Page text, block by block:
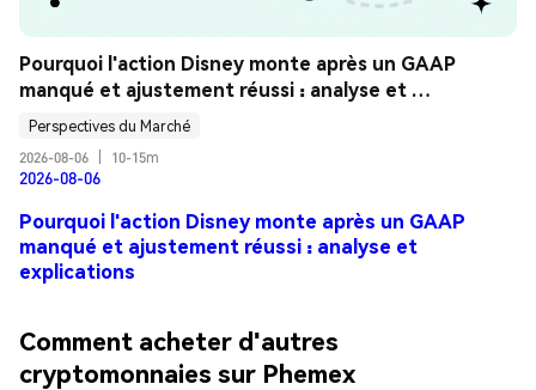
Pourquoi l'action Disney monte après un GAAP
manqué et ajustement réussi : analyse et
explications
Perspectives du Marché
2026-08-06
10-15m
2026-08-06
Pourquoi l'action Disney monte après un GAAP
manqué et ajustement réussi : analyse et
explications
Comment acheter d'autres
cryptomonnaies sur Phemex